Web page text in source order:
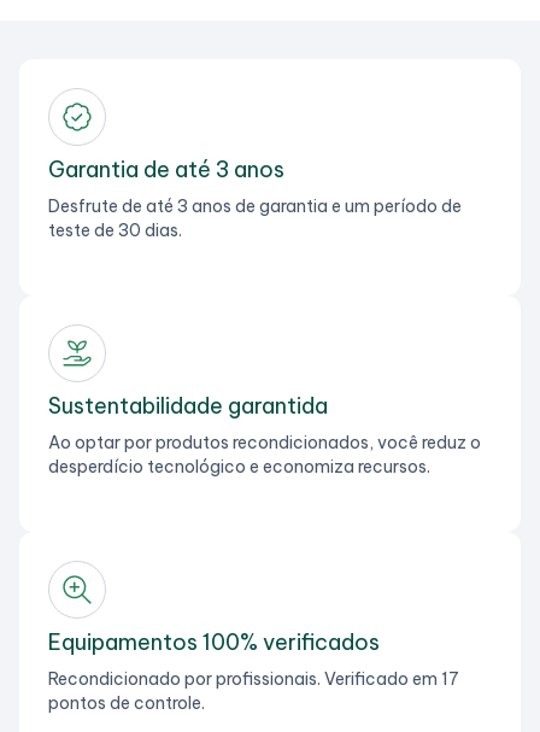
Garantia de até 3 anos
Desfrute de até 3 anos de garantia e um período de
teste de 30 dias.
Sustentabilidade garantida
Ao optar por produtos recondicionados, você reduz o
desperdício tecnológico e economiza recursos.
Equipamentos 100% verificados
Recondicionado por profissionais. Verificado em 17
pontos de controle.